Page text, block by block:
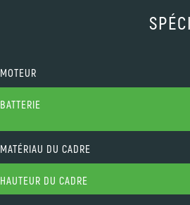
MOTEUR
BATTERIE
MATÉRIAU DU CADRE
HAUTEUR DU CADRE